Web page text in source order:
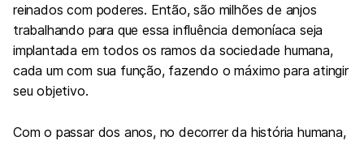
reinados com poderes. Então, são milhões de anjos
trabalhando para que essa influência demoníaca seja
implantada em todos os ramos da sociedade humana,
cada um com sua função, fazendo o máximo para atingir
seu objetivo.
Com o passar dos anos, no decorrer da história humana,